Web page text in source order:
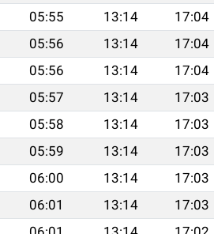
05:55 13:14 17:04
05:56 13:14 17:04
05:56 13:14 17:04
05:57 13:14 17:03
05:58 13:14 17:03
05:59 13:14 17:03
06:00 13:14 17:03
06:01 13:14 17:03